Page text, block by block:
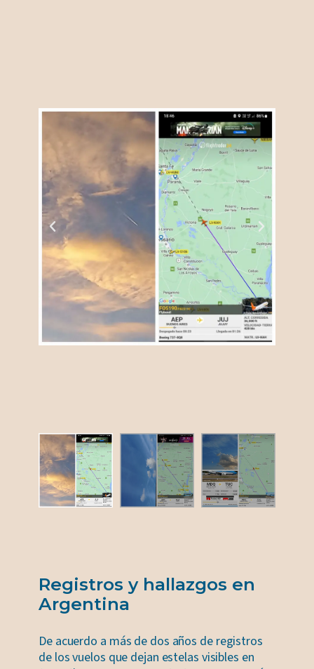
Registros y hallazgos en
Argentina
De acuerdo a más de dos años de registros
de los vuelos que dejan estelas visibles en